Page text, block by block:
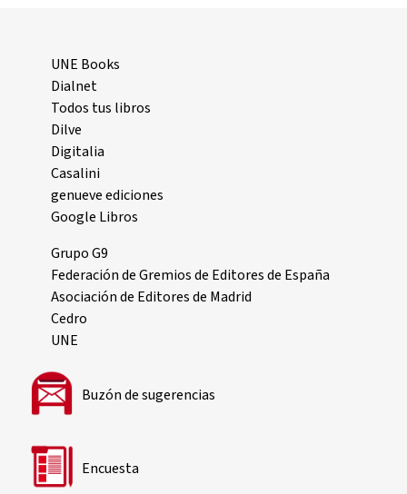
UNE Books
Dialnet
Todos tus libros
Dilve
Digitalia
Casalini
genueve ediciones
Google Libros
Grupo G9
Federación de Gremios de Editores de España
Asociación de Editores de Madrid
Cedro
UNE
Buzón de sugerencias
Encuesta